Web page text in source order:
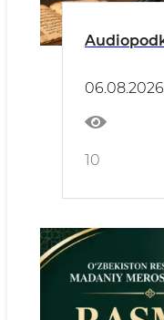
06.08.2026
10